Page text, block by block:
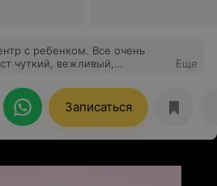
чуткий, вежливый,
центр!
Еще
Записаться